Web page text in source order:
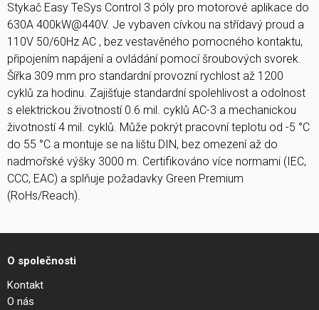
Stykač Easy TeSys Control 3 póly pro motorové aplikace do
630A 400kW@440V. Je vybaven cívkou na střídavý proud a
110V 50/60Hz AC , bez vestavěného pomocného kontaktu,
připojením napájení a ovládání pomocí šroubových svorek.
Šířka 309 mm pro standardní provozní rychlost až 1200
cyklů za hodinu. Zajišťuje standardní spolehlivost a odolnost
s elektrickou životností 0.6 mil. cyklů AC-3 a mechanickou
životností 4 mil. cyklů. Může pokrýt pracovní teplotu od -5 °C
do 55 °C a montuje se na lištu DIN, bez omezení až do
nadmořské výšky 3000 m. Certifikováno více normami (IEC,
CCC, EAC) a splňuje požadavky Green Premium
(RoHs/Reach).
O společnosti
Kontakt
O nás